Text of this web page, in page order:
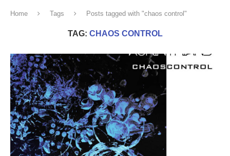
Home Tags Posts tagged with "chaos control"
TAG: CHAOS CONTROL